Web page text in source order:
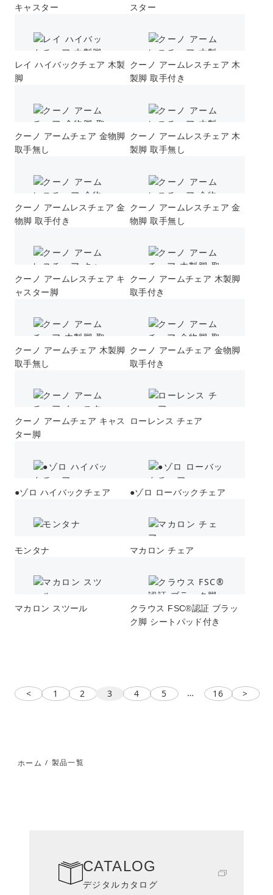
キャスター スター
レイ ハイバックチェア 木製
脚
クーノ アームレスチェア 木
製脚 取手付き
クーノ アームチェア 金物脚
取手無し
クーノ アームレスチェア 木
製脚 取手無し
クーノ アームレスチェア 金
物脚 取手付き
クーノ アームレスチェア 金
物脚 取手無し
クーノ アームレスチェア キ
ャスター脚
クーノ アームチェア 木製脚
取手付き
クーノ アームチェア 木製脚
取手無し
クーノ アームチェア 金物脚
取手付き
クーノ アームチェア キャス
ター脚
ローレンス チェア
●ゾロ ハイバックチェア ●ゾロ ローバックチェア
モンタナ マカロン チェア
マカロン スツール
クラウス FSC®︎認証 ブラッ
ク脚 シートパッド付き
< 1 2 3 4 5 … 16 >
ホーム / 製品一覧
CATALOG
デジタルカタログ